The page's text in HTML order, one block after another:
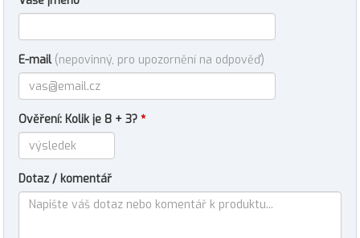
E-mail (nepovinný, pro upozornění na odpověď)
Ověření: Kolik je 8 + 3? *
Dotaz / komentář